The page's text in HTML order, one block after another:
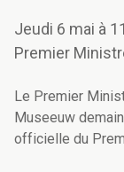
Jeudi 6 mai à
Premier
Le Premier
Museeuw
officielle du